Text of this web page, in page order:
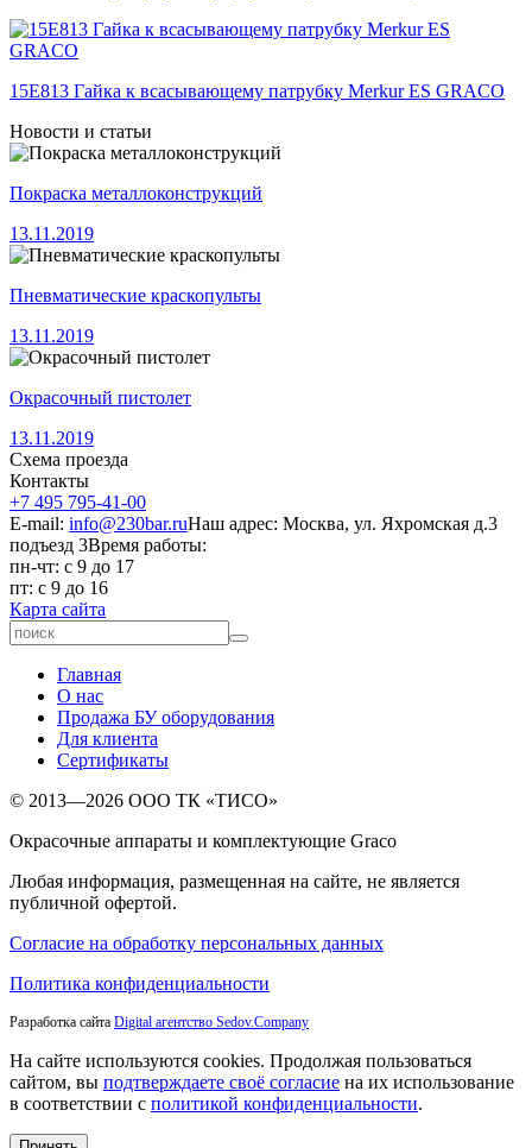
15E813 Гайка к всасывающему патрубку Merkur ES GRACO
Новости и статьи
Покраска металлоконструкций
13.11.2019
Пневматические краскопульты
13.11.2019
Окрасочный пистолет
13.11.2019
Схема проезда
Контакты
+7 495 795-41-00
E-mail: info@230bar.ruНаш адрес: Москва, ул. Яхромская д.3
подъезд 3Время работы:
пн-чт: с 9 до 17
пт: с 9 до 16
Карта сайта
Главная
О нас
Продажа БУ оборудования
Для клиента
Сертификаты
© 2013—2026 ООО ТК «ТИСО»
Окрасочные аппараты и комплектующие Graco
Любая информация, размещенная на сайте, не является
публичной офертой.
Согласие на обработку персональных данных
Политика конфиденциальности
Разработка сайта Digital агентство Sedov.Company
На сайте используются cookies. Продолжая пользоваться
сайтом, вы подтверждаете своё согласие на их использование
в соответствии с политикой конфиденциальности.